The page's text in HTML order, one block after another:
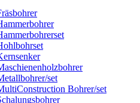
set
Bohrer/set